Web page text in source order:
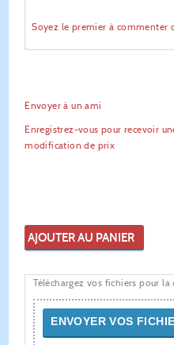
Soyez le premier à commenter
Envoyer à un ami
Enregistrez-vous pour recevoir
modification de prix
AJOUTER AU PANIER
Téléchargez vos fichiers pour
ENVOYER VOS